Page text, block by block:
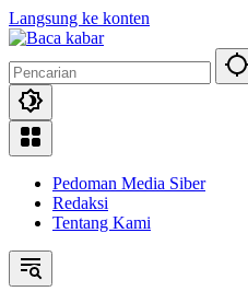
Langsung ke konten
Pedoman Media Siber
Redaksi
Tentang Kami